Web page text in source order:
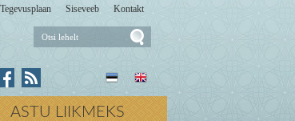
Tegevusplaan Siseveeb Kontakt
ASTU LIIKMEKS